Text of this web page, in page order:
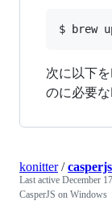
次に以下
のに必要
konitter/
Last active December
CasperJS on Windows